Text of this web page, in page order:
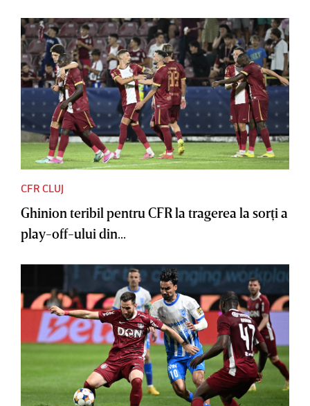
CFR CLUJ
Ghinion teribil pentru CFR la tragerea la sorţi a
play-off-ului din...